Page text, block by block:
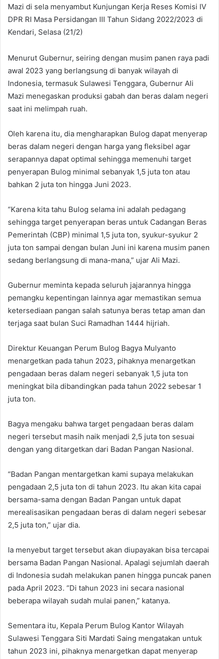
Mazi di sela menyambut Kunjungan Kerja Reses Komisi IV
DPR RI Masa Persidangan III Tahun Sidang 2022/2023 di
Kendari, Selasa (21/2)
Menurut Gubernur, seiring dengan musim panen raya padi
awal 2023 yang berlangsung di banyak wilayah di
Indonesia, termasuk Sulawesi Tenggara, Gubernur Ali
Mazi menegaskan produksi gabah dan beras dalam negeri
saat ini melimpah ruah.
Oleh karena itu, dia mengharapkan Bulog dapat menyerap
beras dalam negeri dengan harga yang fleksibel agar
serapannya dapat optimal sehingga memenuhi target
penyerapan Bulog minimal sebanyak 1,5 juta ton atau
bahkan 2 juta ton hingga Juni 2023.
“Karena kita tahu Bulog selama ini adalah pedagang
sehingga target penyerapan beras untuk Cadangan Beras
Pemerintah (CBP) minimal 1,5 juta ton, syukur-syukur 2
juta ton sampai dengan bulan Juni ini karena musim panen
sedang berlangsung di mana-mana,” ujar Ali Mazi.
Gubernur meminta kepada seluruh jajarannya hingga
pemangku kepentingan lainnya agar memastikan semua
ketersediaan pangan salah satunya beras tetap aman dan
terjaga saat bulan Suci Ramadhan 1444 hijriah.
Direktur Keuangan Perum Bulog Bagya Mulyanto
menargetkan pada tahun 2023, pihaknya menargetkan
pengadaan beras dalam negeri sebanyak 1,5 juta ton
meningkat bila dibandingkan pada tahun 2022 sebesar 1
juta ton.
Bagya mengaku bahwa target pengadaan beras dalam
negeri tersebut masih naik menjadi 2,5 juta ton sesuai
dengan yang ditargetkan dari Badan Pangan Nasional.
“Badan Pangan mentargetkan kami supaya melakukan
pengadaan 2,5 juta ton di tahun 2023. Itu akan kita capai
bersama-sama dengan Badan Pangan untuk dapat
merealisasikan pengadaan beras di dalam negeri sebesar
2,5 juta ton,” ujar dia.
Ia menyebut target tersebut akan diupayakan bisa tercapai
bersama Badan Pangan Nasional. Apalagi sejumlah daerah
di Indonesia sudah melakukan panen hingga puncak panen
pada April 2023. “Di tahun 2023 ini secara nasional
beberapa wilayah sudah mulai panen,” katanya.
Sementara itu, Kepala Perum Bulog Kantor Wilayah
Sulawesi Tenggara Siti Mardati Saing mengatakan untuk
tahun 2023 ini, pihaknya menargetkan dapat menyerap